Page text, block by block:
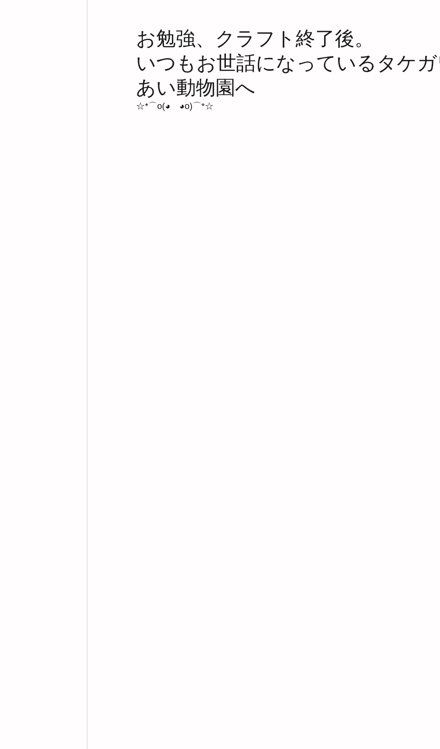
お勉強、クラフト終了後。
いつもお世話になっているタケ
あい動物園へ
☆*⌒o(◕　◕o)⌒*☆